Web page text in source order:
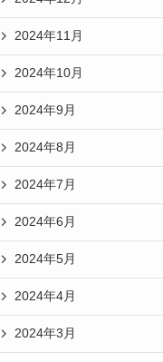
2024年11月
2024年10月
2024年9月
2024年8月
2024年7月
2024年6月
2024年5月
2024年4月
2024年3月